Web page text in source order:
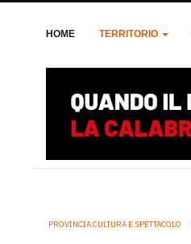
HOME TERRITORIO
PROVINCIA CULTURA E SPETTACOLO